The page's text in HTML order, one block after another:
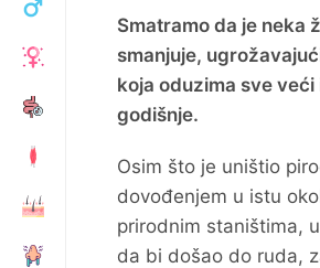
Smatramo da je neka
smanjuje,
koja oduzima sve
godišnje.
Osim što je uništio
dovođenjem u istu
prirodnim staništima,
da bi došao do ruda,